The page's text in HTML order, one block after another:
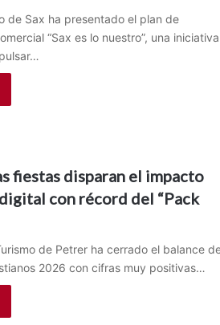
de Sax ha presentado el plan de
“Sax es lo nuestro”, una iniciativa
fiestas disparan el impacto
con récord del “Pack
de Petrer ha cerrado el balance
2026 con cifras muy positivas…